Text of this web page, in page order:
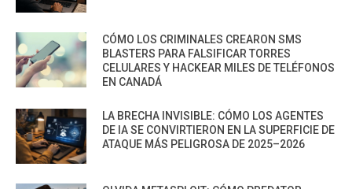
CÓMO LOS CRIMINALES CREARON SMS
BLASTERS PARA FALSIFICAR TORRES
CELULARES Y HACKEAR MILES DE TELÉFONOS
EN CANADÁ
LA BRECHA INVISIBLE: CÓMO LOS AGENTES
DE IA SE CONVIRTIERON EN LA SUPERFICIE DE
ATAQUE MÁS PELIGROSA DE 2025–2026